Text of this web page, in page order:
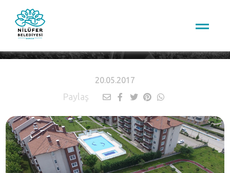
20.05.2017
Paylaş